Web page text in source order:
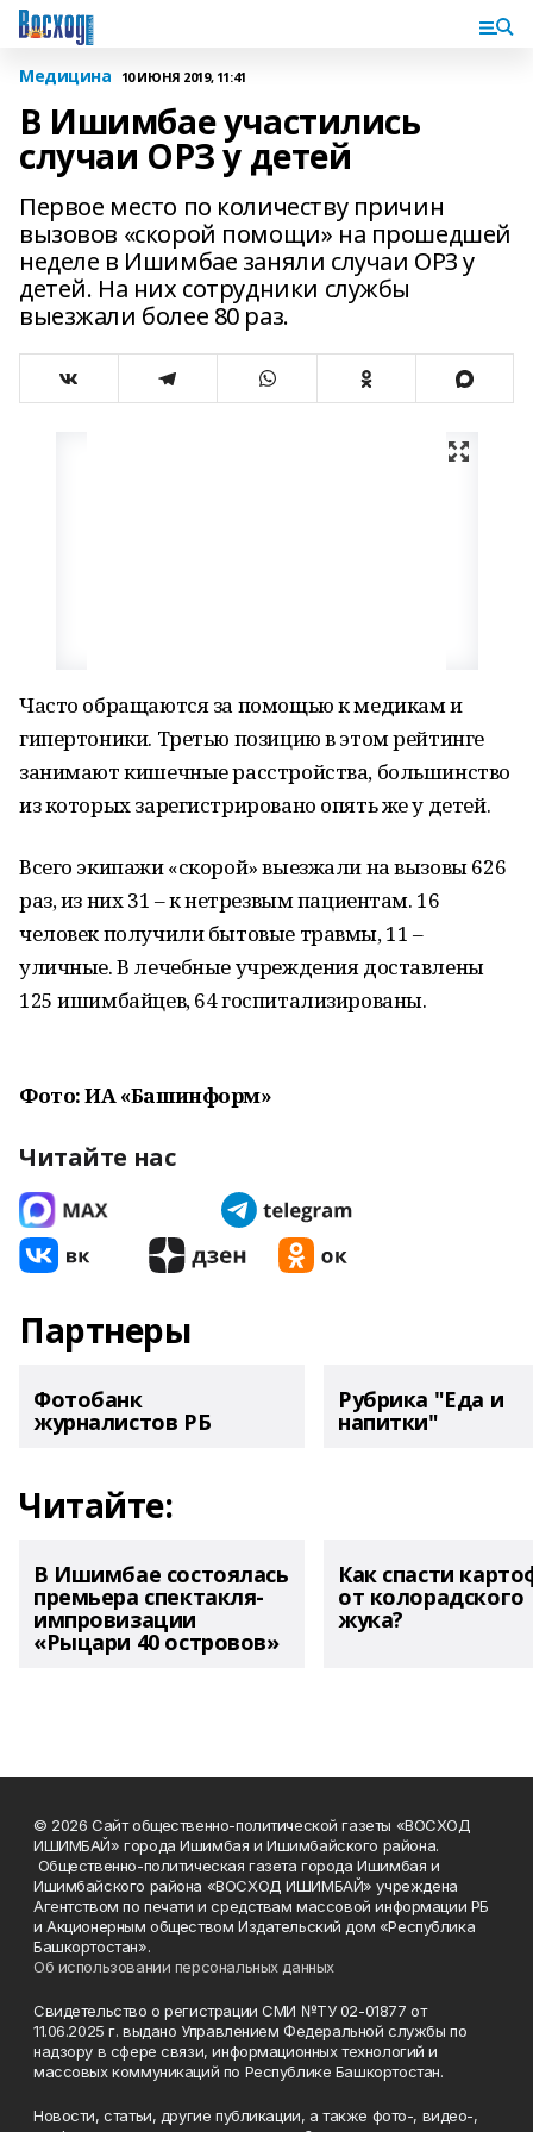
Медицина 10 ИЮНЯ 2019, 11:41
В Ишимбае участились
случаи ОРЗ у детей
Первое место по количеству причин
вызовов «скорой помощи» на прошедшей
неделе в Ишимбае заняли случаи ОРЗ у
детей. На них сотрудники службы
выезжали более 80 раз.
Часто обращаются за помощью к медикам и
гипертоники. Третью позицию в этом рейтинге
занимают кишечные расстройства, большинство
из которых зарегистрировано опять же у детей.
Всего экипажи «скорой» выезжали на вызовы 626
раз, из них 31 – к нетрезвым пациентам. 16
человек получили бытовые травмы, 11 –
уличные. В лечебные учреждения доставлены
125 ишимбайцев, 64 госпитализированы.
Фото: ИА «Башинформ»
Читайте нас
Партнеры
Фотобанк
журналистов РБ
Рубрика "Еда и
напитки"
Читайте:
В Ишимбае состоялась
премьера спектакля-
импровизации
«Рыцари 40 островов»
Как спасти
от колорадского
жука?
© 2026 Сайт общественно-политической газеты «ВОСХОД
ИШИМБАЙ» города Ишимбая и Ишимбайского района.
Общественно-политическая газета города Ишимбая и
Ишимбайского района «ВОСХОД ИШИМБАЙ» учреждена
Агентством по печати и средствам массовой информации РБ
и Акционерным обществом Издательский дом «Республика
Башкортостан».
Об использовании персональных данных
Свидетельство о регистрации СМИ №ТУ 02-01877 от
11.06.2025 г. выдано Управлением Федеральной службы по
надзору в сфере связи, информационных технологий и
массовых коммуникаций по Республике Башкортостан.
Новости, статьи, другие публикации, а также фото-, видео-,